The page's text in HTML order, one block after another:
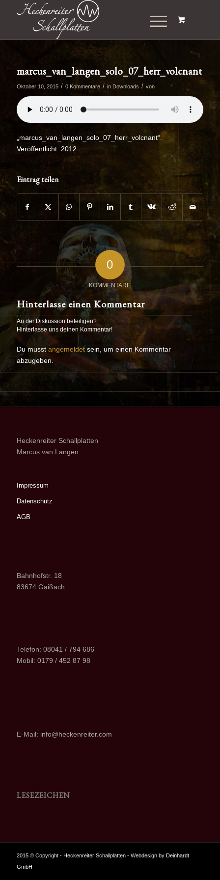
marcus_van_langen_solo_07_herr_volcnant
Oktober 10, 2015 / 0 Kommentare / in Downloads / von
„marcus_van_langen_solo_07_herr_volcnant“.
Veröffentlicht: 2012.
Eintrag teilen
0
KOMMENTARE
Hinterlasse einen Kommentar
An der Diskussion beteiligen?
Hinterlasse uns deinen Kommentar!
Du musst angemeldetsein, um einen Kommentar
abzugeben.
Heckenreiter Schallplatten
Marcus van Langen
Impressum
Datenschutz
AGB
Bahnhofstr. 18
83674 Gaißach
Telefon: 08041 / 794 686
Mobil: 0179 / 452 87 98
E-Mail: info@heckenreiter.com
LESEZEICHEN
2015 © Copyright - Heckenreiter Schallplatten - Webdesign by Deinhardt
GmbH